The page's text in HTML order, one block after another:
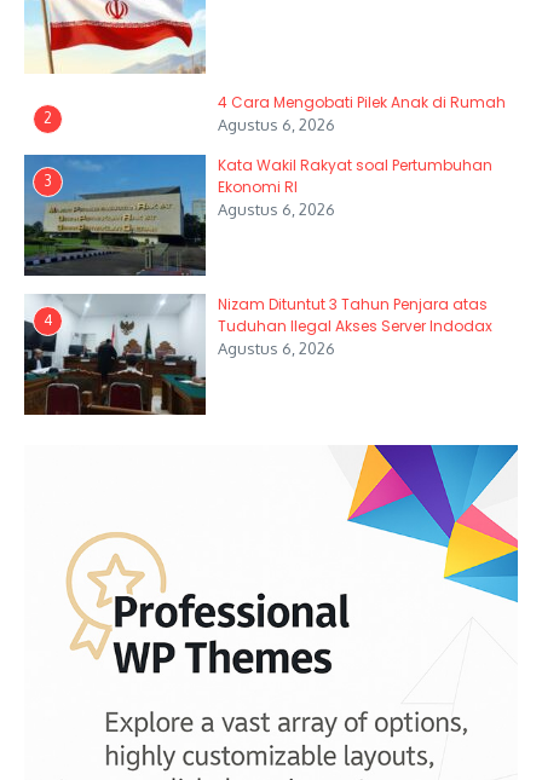
2
4 Cara Mengobati Pilek Anak di Rumah
Agustus 6, 2026
3
Kata Wakil Rakyat soal Pertumbuhan
Ekonomi RI
Agustus 6, 2026
4
Nizam Dituntut 3 Tahun Penjara atas
Tuduhan Ilegal Akses Server Indodax
Agustus 6, 2026